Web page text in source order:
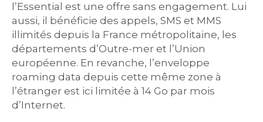
l’Essential est une offre sans engagement. Lui
aussi, il bénéficie des appels, SMS et MMS
illimités depuis la France métropolitaine, les
départements d’Outre-mer et l’Union
européenne. En revanche, l’enveloppe
roaming data depuis cette même zone à
l’étranger est ici limitée à 14 Go par mois
d’Internet.